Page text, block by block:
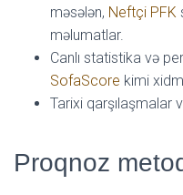
məsələn, Neftçi PFK
məlumatlar.
Canlı statistika və
SofaScore kimi
Tarixi qarşılaşmalar
Proqnoz